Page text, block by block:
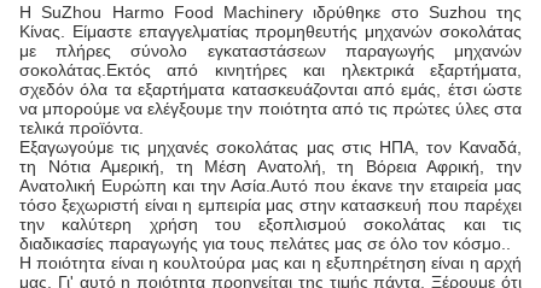
Η SuZhou Harmo Food Machinery ιδρύθηκε στο Suzhou της
Κίνας. Είμαστε επαγγελματίας προμηθευτής μηχανών σοκολάτας
με πλήρες σύνολο εγκαταστάσεων παραγωγής μηχανών
σοκολάτας.Εκτός από κινητήρες και ηλεκτρικά εξαρτήματα,
σχεδόν όλα τα εξαρτήματα κατασκευάζονται από εμάς, έτσι ώστε
να μπορούμε να ελέγξουμε την ποιότητα από τις πρώτες ύλες στα
τελικά προϊόντα.
Εξαγωγούμε τις μηχανές σοκολάτας μας στις ΗΠΑ, τον Καναδά,
τη Νότια Αμερική, τη Μέση Ανατολή, τη Βόρεια Αφρική, την
Ανατολική Ευρώπη και την Ασία.Αυτό που έκανε την εταιρεία μας
τόσο ξεχωριστή είναι η εμπειρία μας στην κατασκευή που παρέχει
την καλύτερη χρήση του εξοπλισμού σοκολάτας και τις
διαδικασίες παραγωγής για τους πελάτες μας σε όλο τον κόσμο..
Η ποιότητα είναι η κουλτούρα μας και η εξυπηρέτηση είναι η αρχή
μας. Γι' αυτό η ποιότητα προηγείται της τιμής πάντα. Ξέρουμε ότι